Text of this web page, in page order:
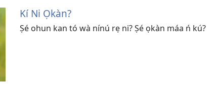
Kí Ni Ọkàn?
Ṣé ohun kan tó wà nínú rẹ ni? Ṣé ọkàn máa ń kú?